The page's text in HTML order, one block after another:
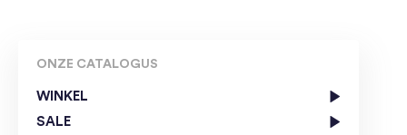
ONZE CATALOGUS
WINKEL
SALE